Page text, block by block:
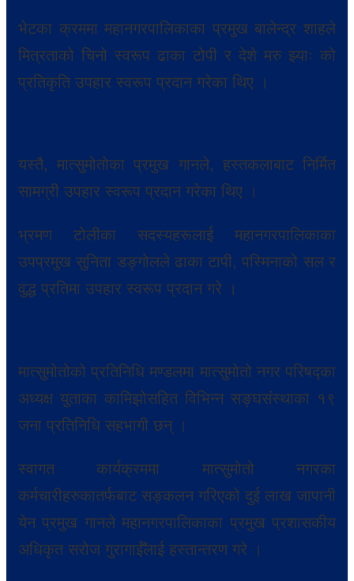
भेटका क्रममा महानगरपालिकाका प्रमुख बालेन्द्र शाहले
मित्रताको चिनो स्वरूप ढाका टोपी र देशे मरु झ्याः को
प्रतिकृति उपहार स्वरूप प्रदान गरेका थिए ।
यस्तै, मात्सुमोतोका प्रमुख गानले, हस्तकलाबाट निर्मित
सामग्री उपहार स्वरूप प्रदान गरेका थिए ।
भ्रमण टोलीका सदस्यहरूलाई महानगरपालिकाका
उपप्रमुख सुनिता डङ्गोलले ढाका टापी, पस्मिनाको सल र
वुद्ध प्रतिमा उपहार स्वरूप प्रदान गरे ।
मात्सुमोतोको प्रतिनिधि मण्डलमा मात्सुमोतो नगर परिषद्का
अध्यक्ष युताका कामिझोसहित विभिन्न सङ्घसंस्थाका १९
जना प्रतिनिधि सहभागी छन् ।
स्वागत कार्यक्रममा मात्सुमोतो नगरका
कर्मचारीहरुकातर्फबाट सङ्कलन गरिएको दुई लाख जापानी
येन प्रमुख गानले महानगरपालिकाका प्रमुख प्रशासकीय
अधिकृत सरोज गुरागाईँलाई हस्तान्तरण गरे ।